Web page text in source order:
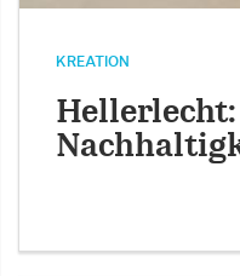
KREATION
Hellerlecht: